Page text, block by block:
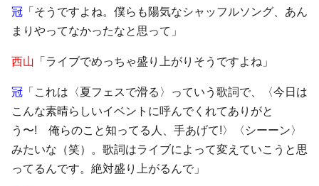
冠 「そうですよね。僕らも陽気なシャッフルソング、あん
まりやってなかったなと思って」
西山 「ライブでめっちゃ盛り上がりそうですよね」
冠 「これは〈夏フェスで滑る〉っていう歌詞で、〈今日は
こんな素晴らしいイベントに呼んでくれてありがと
う〜! 俺らのこと知ってる人、手あげて!〉〈シーーン〉
みたいな（笑）。歌詞はライブによって変えていこうと思
ってるんです。絶対盛り上がるんで」